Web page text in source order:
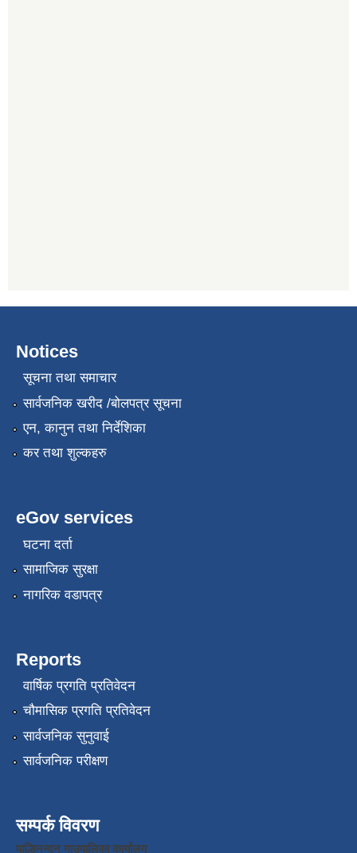
Notices
सूचना तथा समाचार
सार्वजनिक खरीद /बोलपत्र सूचना
एन, कानुन तथा निर्देशिका
कर तथा शुल्कहरु
eGov services
घटना दर्ता
सामाजिक सुरक्षा
नागरिक वडापत्र
Reports
वार्षिक प्रगति प्रतिवेदन
चौमासिक प्रगति प्रतिवेदन
सार्वजनिक सुनुवाई
सार्वजनिक परीक्षण
सम्पर्क विवरण
पाल्हिनन्दन गाउपालिका कार्यालय